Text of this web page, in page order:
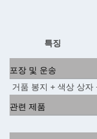
특징
포장 및 운송
거품 봉지 + 색상 상자
관련 제품